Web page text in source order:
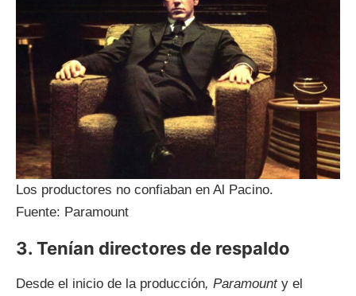
Los productores no confiaban en Al Pacino.
Fuente: Paramount
3. Tenían directores de respaldo
Desde el inicio de la producción, Paramounty el